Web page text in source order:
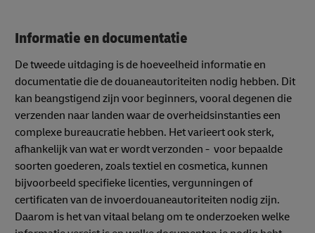
Informatie en documentatie
De tweede uitdaging is de hoeveelheid informatie en
documentatie die de douaneautoriteiten nodig hebben. Dit
kan beangstigend zijn voor beginners, vooral degenen die
verzenden naar landen waar de overheidsinstanties een
complexe bureaucratie hebben. Het varieert ook sterk,
afhankelijk van wat er wordt verzonden - voor bepaalde
soorten goederen, zoals textiel en cosmetica, kunnen
bijvoorbeeld specifieke licenties, vergunningen of
certificaten van de invoerdouaneautoriteiten nodig zijn.
Daarom is het van vitaal belang om te onderzoeken welke